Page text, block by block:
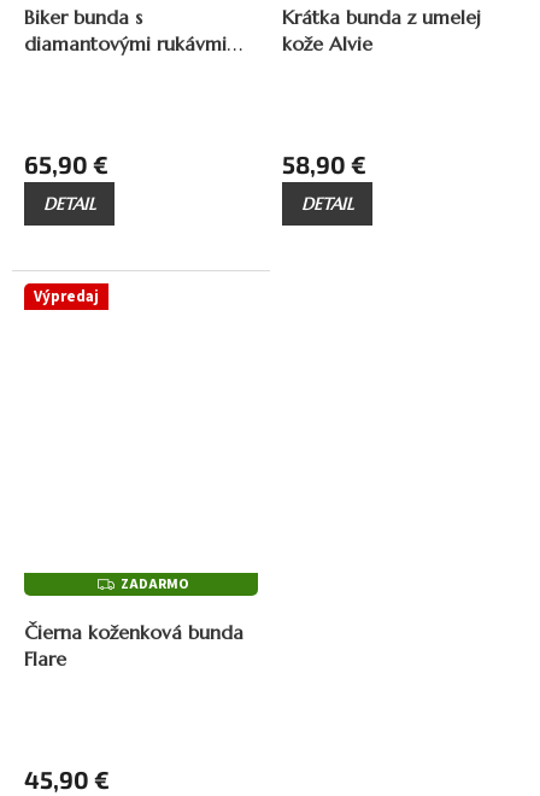
A
D
A
R
Biker bunda s
diamantovými rukávmi
65,90 €
DETAIL
D
A
Krátka bunda z umelej
kože Alvie
58,90 €
DETAIL
Výpredaj
Z
A
A
ZADARMO
Čierna koženková bunda
Flare
45,90 €